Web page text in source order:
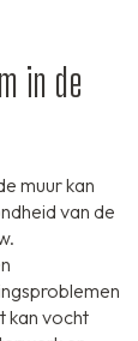
in de
muur kan
van de
kan vocht